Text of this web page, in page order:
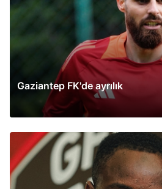
Gaziantep FK'de ayrılık